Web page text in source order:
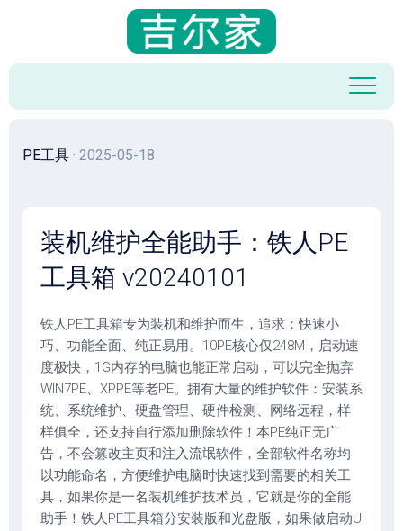
容
PE工具 · 2025-05-18
装机维护全能助手：铁人PE
工具箱 v20240101
铁人PE工具箱专为装机和维护而生，追求：快速小
巧、功能全面、纯正易用。10PE核心仅248M，启动速
度极快，1G内存的电脑也能正常启动，可以完全抛弃
WIN7PE、XPPE等老PE。拥有大量的维护软件：安装系
统、系统维护、硬盘管理、硬件检测、网络远程，样
样俱全，还支持自行添加删除软件！本PE纯正无广
告，不会篡改主页和注入流氓软件，全部软件名称均
以功能命名，方便维护电脑时快速找到需要的相关工
具，如果你是一名装机维护技术员，它就是你的全能
助手！铁人PE工具箱分安装版和光盘版，如果做启动U